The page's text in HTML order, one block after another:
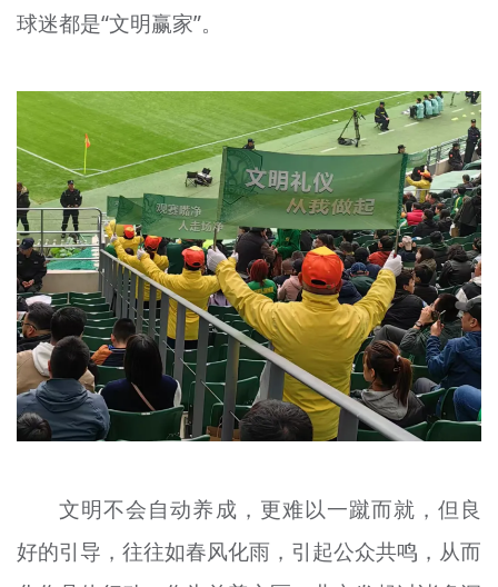
球迷都是“文明赢家”。
文明不会自动养成，更难以一蹴而就，但良
好的引导，往往如春风化雨，引起公众共鸣，从而